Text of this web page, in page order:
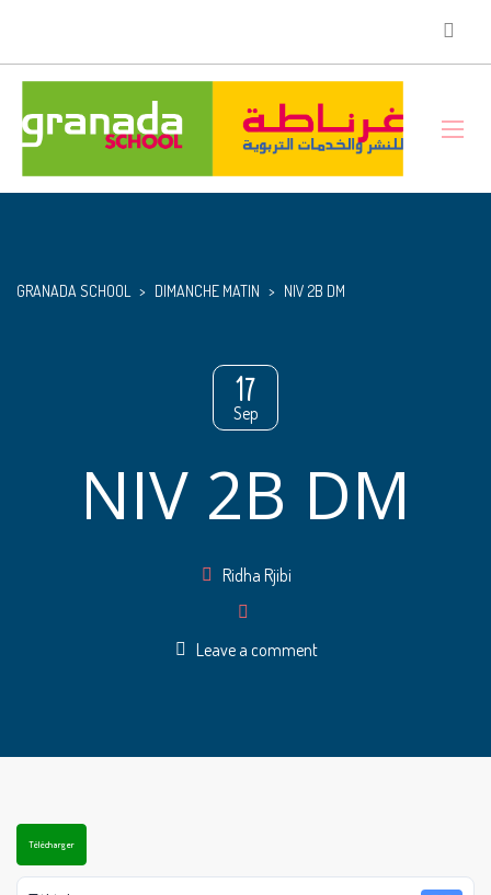
GRANADA SCHOOL > DIMANCHE MATIN > NIV 2B DM
17
Sep
NIV 2B DM
Author
Ridha Rjibi
Leave a comment
Télécharger